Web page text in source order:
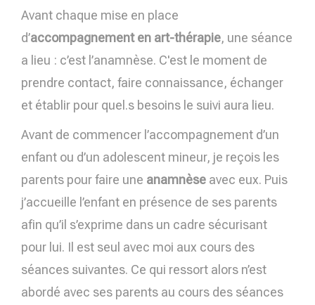
Avant chaque mise en place
d’accompagnement en art-thérapie, une séance
a lieu : c’est l’anamnèse. C'est le moment de
prendre contact, faire connaissance, échanger
et établir pour quel.s besoins le suivi aura lieu.
Avant de commencer l’accompagnement d’un
enfant ou d’un adolescent mineur, je reçois les
parents pour faire une anamnèse avec eux. Puis
j’accueille l’enfant en présence de ses parents
afin qu’il s’exprime dans un cadre sécurisant
pour lui. Il est seul avec moi aux cours des
séances suivantes. Ce qui ressort alors n’est
abordé avec ses parents au cours des séances